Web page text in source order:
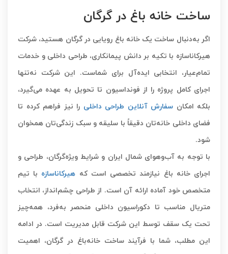
ساخت خانه باغ در گرگان
اگر به‌دنبال ساخت یک خانه ‌باغ رویایی در گرگان هستید، شرکت
هیرکاناسازه با تکیه بر دانش پیمانکاری، طراحی داخلی و خدمات
تمام‌عیار، انتخابی ایده‌آل برای شماست. این شرکت نه‌تنها
اجرای کامل پروژه را از فونداسیون تا تحویل به عهده می‌گیرد،
بلکه امکان سفارش آنلاین طراحی داخلی را نیز فراهم کرده تا
فضای داخلی خانه‌تان دقیقاً با سلیقه و سبک زندگی‌تان همخوان
شود.
با توجه به آب‌وهوای شمال ایران و شرایط ویژه‌گرگان، طراحی و
اجرای خانه ‌باغ نیازمند تخصصی است که هیرکاناسازه با تیم
متخصص خود آماده ارائه آن است. از طراحی چشم‌انداز، انتخاب
متریال مناسب تا دکوراسیون داخلی منحصر به‌فرد، همه‌چیز
تحت یک سقف توسط این شرکت قابل مدیریت است. در ادامه
این مطلب، شما با فرآیند ساخت خانه‌باغ در گرگان، اهمیت